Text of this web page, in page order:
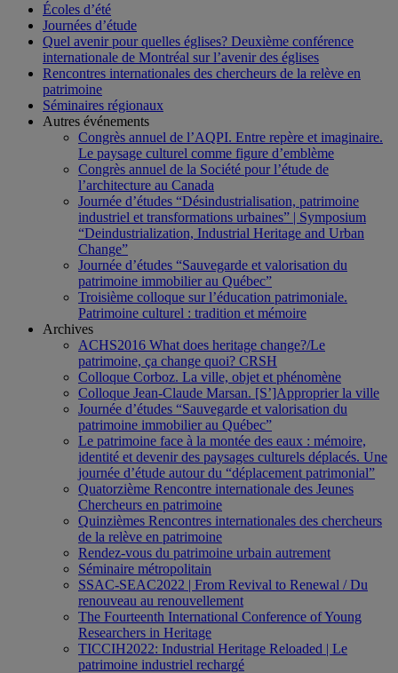
Écoles d’été
Journées d’étude
Quel avenir pour quelles églises? Deuxième conférence
internationale de Montréal sur l’avenir des églises
Rencontres internationales des chercheurs de la relève en
patrimoine
Séminaires régionaux
Autres événements
Congrès annuel de l’AQPI. Entre repère et imaginaire.
Le paysage culturel comme figure d’emblème
Congrès annuel de la Société pour l’étude de
l’architecture au Canada
Journée d’études “Désindustrialisation, patrimoine
industriel et transformations urbaines” | Symposium
“Deindustrialization, Industrial Heritage and Urban
Change”
Journée d’études “Sauvegarde et valorisation du
patrimoine immobilier au Québec”
Troisième colloque sur l’éducation patrimoniale.
Patrimoine culturel : tradition et mémoire
Archives
ACHS2016 What does heritage change?/Le
patrimoine, ça change quoi? CRSH
Colloque Corboz. La ville, objet et phénomène
Colloque Jean-Claude Marsan. [S’]Approprier la ville
Journée d’études “Sauvegarde et valorisation du
patrimoine immobilier au Québec”
Le patrimoine face à la montée des eaux : mémoire,
identité et devenir des paysages culturels déplacés. Une
journée d’étude autour du “déplacement patrimonial”
Quatorzième Rencontre internationale des Jeunes
Chercheurs en patrimoine
Quinzièmes Rencontres internationales des chercheurs
de la relève en patrimoine
Rendez-vous du patrimoine urbain autrement
Séminaire métropolitain
SSAC-SEAC2022 | From Revival to Renewal / Du
renouveau au renouvellement
The Fourteenth International Conference of Young
Researchers in Heritage
TICCIH2022: Industrial Heritage Reloaded | Le
patrimoine industriel rechargé